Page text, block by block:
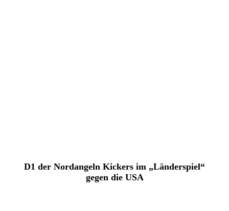
D1 der Nordangeln Kickers im „Länderspiel“
gegen die USA